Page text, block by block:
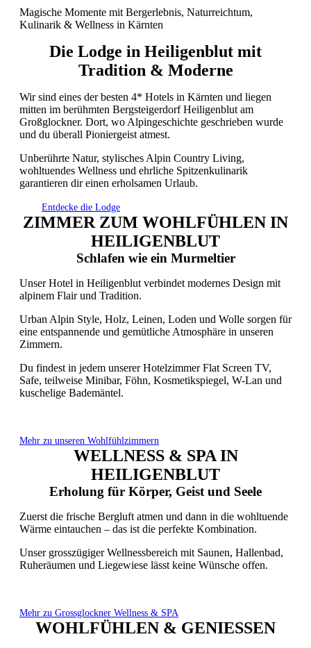
Magische Momente mit Bergerlebnis, Naturreichtum,
Kulinarik & Wellness in Kärnten
Die Lodge in Heiligenblut mit
Tradition & Moderne
Wir sind eines der besten 4* Hotels in Kärnten und liegen
mitten im berühmten Bergsteigerdorf Heiligenblut am
Großglockner. Dort, wo Alpingeschichte geschrieben wurde
und du überall Pioniergeist atmest.
Unberührte Natur, stylisches Alpin Country Living,
wohltuendes Wellness und ehrliche Spitzenkulinarik
garantieren dir einen erholsamen Urlaub.
Entdecke die Lodge
ZIMMER ZUM WOHLFÜHLEN IN
HEILIGENBLUT
Schlafen wie ein Murmeltier
Unser Hotel in Heiligenblut verbindet modernes Design mit
alpinem Flair und Tradition.
Urban Alpin Style, Holz, Leinen, Loden und Wolle sorgen für
eine entspannende und gemütliche Atmosphäre in unseren
Zimmern.
Du findest in jedem unserer Hotelzimmer Flat Screen TV,
Safe, teilweise Minibar, Föhn, Kosmetikspiegel, W-Lan und
kuschelige Bademäntel.
Mehr zu unseren Wohlfühlzimmern
WELLNESS & SPA IN
HEILIGENBLUT
Erholung für Körper, Geist und Seele
Zuerst die frische Bergluft atmen und dann in die wohltuende
Wärme eintauchen – das ist die perfekte Kombination.
Unser grosszügiger Wellnessbereich mit Saunen, Hallenbad,
Ruheräumen und Liegewiese lässt keine Wünsche offen.
Mehr zu Grossglockner Wellness & SPA
WOHLFÜHLEN & GENIESSEN